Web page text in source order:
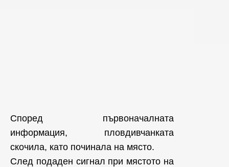
Според първоначалната
информация, пловдивчанката
скочила, като починала на място.
След подаден сигнал при мястото на